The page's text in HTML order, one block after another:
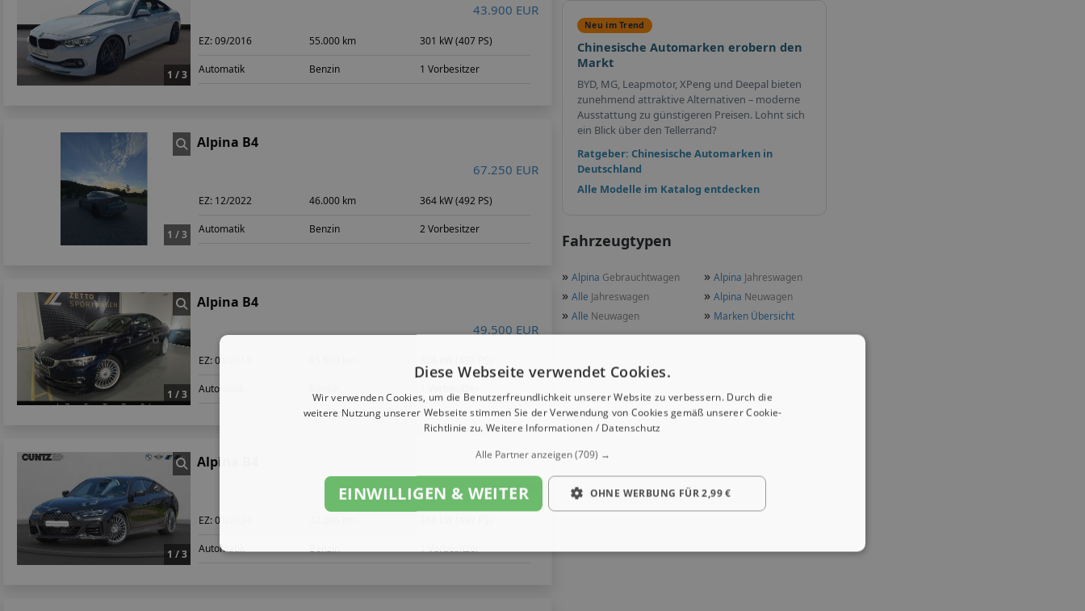
Neu im Trend
Chinesische Automarken erobern den
Markt
BYD, MG, Leapmotor, XPeng und Deepal bieten
zunehmend attraktive Alternativen – moderne
Ausstattung zu günstigeren Preisen. Lohnt sich
ein Blick über den Tellerrand?
Ratgeber: Chinesische Automarken in
Deutschland
Alle Modelle im Katalog entdecken
Fahrzeugtypen
» Alpina Gebrauchtwagen » Alpina Jahreswagen
» Alle Jahreswagen » Alpina Neuwagen
» Alle Neuwagen » Marken Übersicht
1 / 3
43.900 EUR
EZ:09/2016 55.000 km 301 kW (407 PS)
Automatik Benzin 1 Vorbesitzer
1 / 3
Alpina B4
67.250 EUR
EZ: 12/2022 46.000 km 364 kW (492 PS)
Automatik Benzin 2 Vorbesitzer
1 / 3
Alpina B4
49.500 EUR
EZ:04/2018
Automatik
1 / 3
Alpina B4
76.750 EUR
EZ:01/2024
Automatik Benzin 1 Vorbesitzer
Diese Webseite verwendet Cookies.
Wir verwenden Cookies, um die Benutzerfreundlichkeit unserer Website zu verbessern. Durch die
weitere Nutzung unserer Webseite stimmen Sie der Verwendung von Cookies gemäß unserer Cookie-
Richtlinie zu. Weitere Informationen / Datenschutz
Alle Partner anzeigen(709) →
EINWILLIGEN & WEITER OHNE WERBUNG FÜR 2,99 €